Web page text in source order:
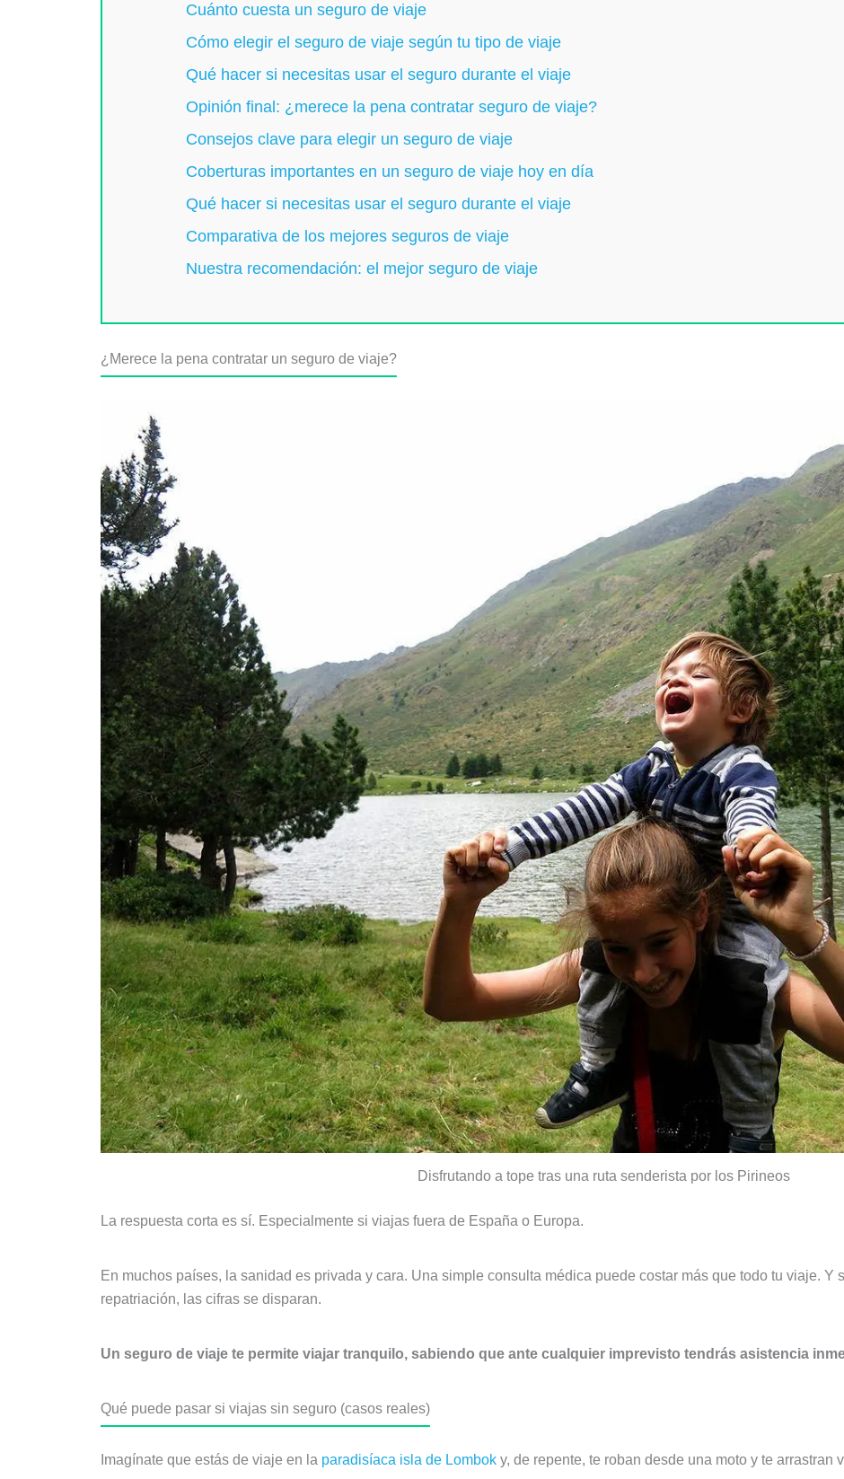
Cuánto cuesta un seguro de viaje
Cómo elegir el seguro de viaje según tu tipo de viaje
Qué hacer si necesitas usar el seguro durante el viaje
Opinión final: ¿merece la pena contratar seguro de viaje?
Consejos clave para elegir un seguro de viaje
Coberturas importantes en un seguro de viaje hoy en día
Qué hacer si necesitas usar el seguro durante el viaje
Comparativa de los mejores seguros de viaje
Nuestra recomendación: el mejor seguro de viaje
¿Merece la pena contratar un seguro de viaje?
Disfrutando a tope tras una ruta senderista por los Pirineos
La respuesta corta es sí. Especialmente si viajas fuera de España o Europa.
En muchos países, la sanidad es privada y cara. Una simple consulta médica puede costar más que todo tu viaje. Y
repatriación, las cifras se disparan.
Un seguro de viaje te permite viajar tranquilo, sabiendo que ante cualquier imprevisto tendrás asistencia
Qué puede pasar si viajas sin seguro (casos reales)
Imagínate que estás de viaje en la paradisíaca isla de Lombok y, de repente, te roban desde una moto y te arrastran